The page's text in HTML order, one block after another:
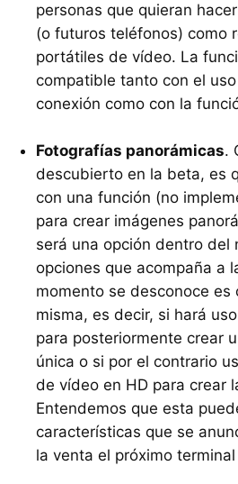
personas que quieran
(o futuros teléfonos) como
portátiles de vídeo. La
compatible tanto con el
conexión como con la
Fotografías panorámicas.
descubierto en la beta, es
con una función (no
para crear imágenes
será una opción dentro del
opciones que acompaña a
momento se desconoce es
misma, es decir, si hará
para posteriormente crear
única o si por el contrario
de vídeo en HD para crear
Entendemos que esta
características que se
la venta el próximo